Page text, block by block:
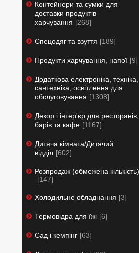
Контейнери та сумки для
доставки продуктів
харчування
268
Спецодяг та взуття 189
Продукти харчування, напої 9
Додаткова електроніка, техніка,
сантехніка, освітлення для
обслуговування
1308
Декор і інтер'єр для ресторанів,
барів та кафе
1167
Дитяча кімната/Дитячий
відділ 602
Розпродаж (обмежена кількість)
147
Холодильне обладнання 3
Термовідра для їжі 6
Сад і кемпінг 63